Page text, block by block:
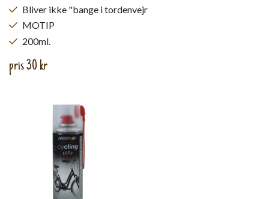
Bliver ikke "bange i tordenvejr
MOTIP
200ml.
pris 30 kr